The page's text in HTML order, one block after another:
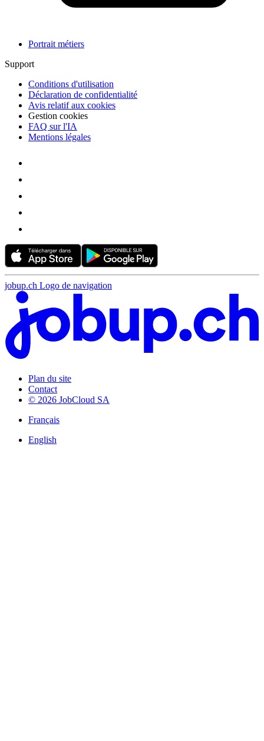
Portrait métiers
Support
Conditions d'utilisation
Déclaration de confidentialité
Avis relatif aux cookies
Gestion cookies
FAQ sur l'IA
Mentions légales
jobup.ch Logo de navigation
Plan du site
Contact
© 2026 JobCloud SA
Français
English